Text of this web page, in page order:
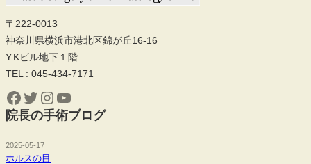
〒222-0013
神奈川県横浜市港北区錦が丘16-16
Y.Kビル地下１階
TEL : 045-434-7171
Facebook Twitter Instagram YouTube
院長の手術ブログ
2025-05-17
ホルスの目